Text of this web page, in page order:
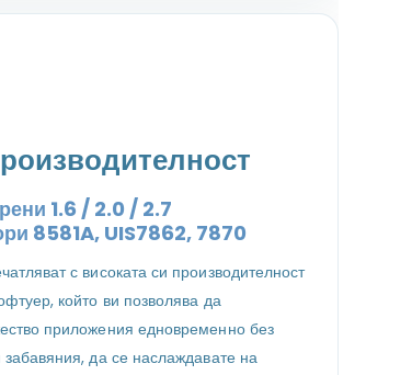
1.6 / 2.0 / 2.7
8581A, UIS7862, 7870
с високата си производителност
който ви позволява да
приложения едновременно без
да се наслаждавате на